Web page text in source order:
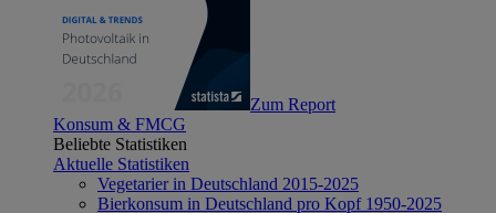
Zum Report
Konsum & FMCG
Beliebte Statistiken
Aktuelle Statistiken
Vegetarier in Deutschland 2015-2025
Bierkonsum in Deutschland pro Kopf 1950-2025